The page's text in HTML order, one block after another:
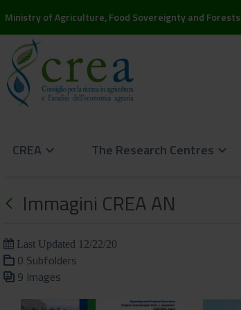
Ministry of Agriculture, Food Sovereignty and Forests
CREA keyboard_arrow_down The Research Centres keyboard_arrow_down
Immagini CREA AN
Last Updated 12/22/20
0 Subfolders
9 Images